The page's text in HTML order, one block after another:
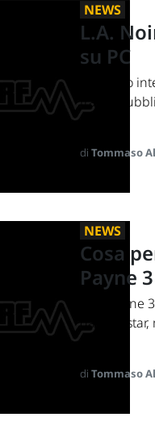
NEWS
L.A.
su PC
Take-Two
trailer
L.A....
di Tommaso
NEWS
Cosa
Payne 3
Max
da
dato i...
di Tommaso